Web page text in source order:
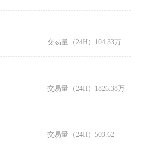
交易量（24H） 104.33万
交易量（24H） 1826.38万
交易量（24H） 503.62